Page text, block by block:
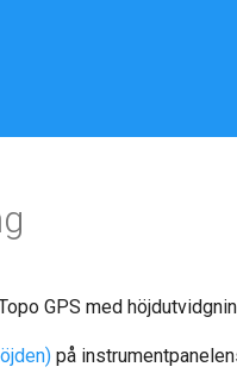
GPS med
på